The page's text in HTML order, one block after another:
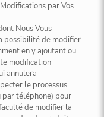
Modifications par Vos
Nous Vous
possibilité de modifier
en y ajoutant ou
modification
annulera
le processus
par téléphone) pour
de modifier la